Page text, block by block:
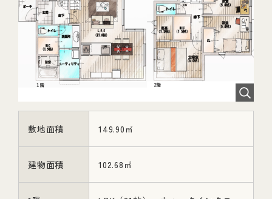
敷地面積 149.90㎡
建物面積 102.68㎡